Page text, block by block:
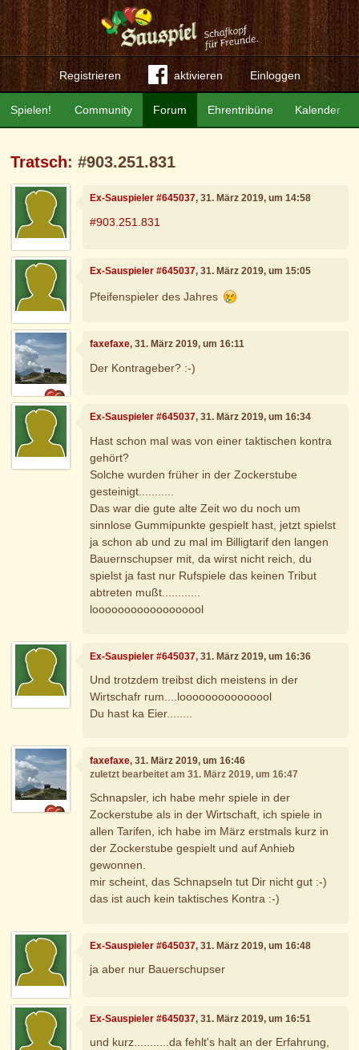
Registrieren aktivieren Einloggen
Community Forum Ehrentribüne Kalender
Spielen!
Tratsch: #903.251.831
Ex-Sauspieler #645037, 31. März 2019, um 14:58
#903.251.831
Ex-Sauspieler #645037, 31. März 2019, um 15:05
Pfeifenspieler des Jahres
faxefaxe, 31. März 2019, um 16:11
Der Kontrageber? :-)
Ex-Sauspieler #645037, 31. März 2019, um 16:34
Hast schon mal was von einer taktischen kontra
gehört?
Solche wurden früher in der Zockerstube
gesteinigt...........
Das war die gute alte Zeit wo du noch um
sinnlose Gummipunkte gespielt hast, jetzt spielst
ja schon ab und zu mal im Billigtarif den langen
Bauernschupser mit, da wirst nicht reich, du
spielst ja fast nur Rufspiele das keinen Tribut
abtreten mußt............
loooooooooooooooool
Ex-Sauspieler #645037, 31. März 2019, um 16:36
Und trotzdem treibst dich meistens in der
Wirtschafr rum....looooooooooooool
Du hast ka Eier........
faxefaxe, 31. März 2019, um 16:46
zuletzt bearbeitet am 31. März 2019, um 16:47
Schnapsler, ich habe mehr spiele in der
Zockerstube als in der Wirtschaft, ich spiele in
allen Tarifen, ich habe im März erstmals kurz in
der Zockerstube gespielt und auf Anhieb
gewonnen.
mir scheint, das Schnapseln tut Dir nicht gut :-)
das ist auch kein taktisches Kontra :-)
Ex-Sauspieler #645037, 31. März 2019, um 16:48
ja aber nur Bauerschupser
Ex-Sauspieler #645037, 31. März 2019, um 16:51
und kurz...........da fehlt's halt an der Erfahrung,